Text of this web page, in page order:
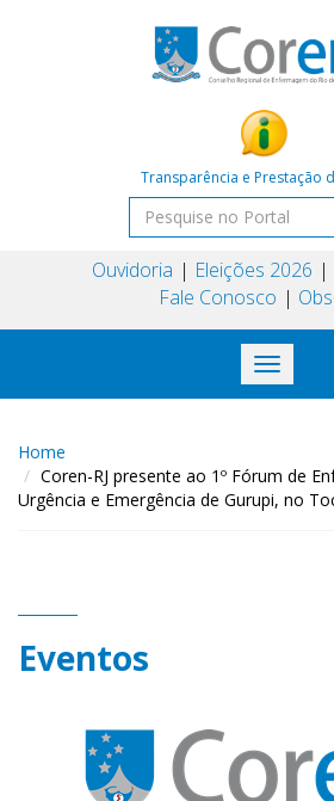
Transparência e Prestação
Ouvidoria Eleições 2026
Fale Conosco
Toggle
navigation
Home
Coren-RJ presente ao 1º Fórum de
Urgência e Emergência de Gurupi, no
Eventos